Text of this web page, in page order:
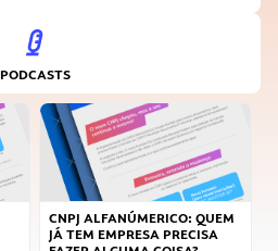
PODCASTS
CNPJ ALFANÚMERICO: QUEM
JÁ TEM EMPRESA PRECISA